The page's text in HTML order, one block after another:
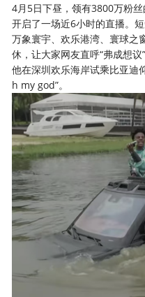
4月5日下昼，领有3800万粉
开启了一场近6小时的直播。
万象寰宇、欢乐港湾、寰球之
休，让大家网友直呼“弗成想议
他在深圳欢乐海岸试乘比亚迪
h my god”。